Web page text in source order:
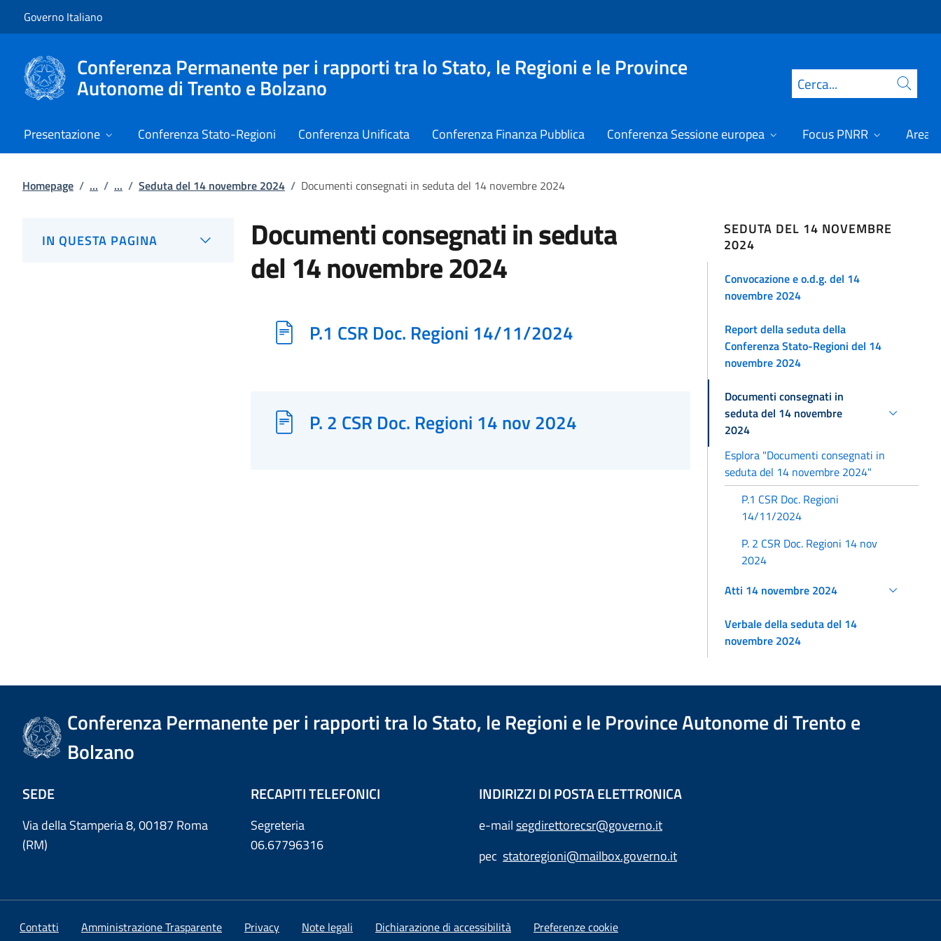
Governo Italiano
Conferenza Permanente per i rapporti tra lo Stato, le Regioni e le Province
Autonome di Trento e Bolzano Cerca
Presentazione Conferenza Stato-Regioni Conferenza Unificata Conferenza Finanza Pubblica Conferenza Sessione europea Focus PNRR Area
Homepage / ... / ... / Seduta del 14 novembre 2024 / Documenti consegnati in seduta del 14 novembre 2024
IN QUESTA PAGINA Documenti consegnati in seduta
del 14 novembre 2024
P.1 CSR Doc. Regioni 14/11/2024
P. 2 CSR Doc. Regioni 14 nov 2024
SEDUTA DEL 14 NOVEMBRE
2024
Convocazione e o.d.g. del 14
novembre 2024
Report della seduta della
Conferenza Stato-Regioni del 14
novembre 2024
Documenti consegnati in
seduta del 14 novembre
2024
Esplora "Documenti consegnati in
seduta del 14 novembre 2024"
P.1 CSR Doc. Regioni
14/11/2024
P. 2 CSR Doc. Regioni 14 nov
2024
Atti 14 novembre 2024
Verbale della seduta del 14
novembre 2024
Conferenza Permanente per i rapporti tra lo Stato, le Regioni e le Province Autonome di Trento e
Bolzano
SEDE
Via della Stamperia 8, 00187 Roma
(RM)
RECAPITI TELEFONICI
Segreteria
06.67796316
INDIRIZZI DI POSTA ELETTRONICA
e-mailsegdirettorecsr@governo.it
pec statoregioni@mailbox.governo.it
Contatti Amministrazione Trasparente Privacy Note legali Dichiarazione di accessibilità Preferenze cookie